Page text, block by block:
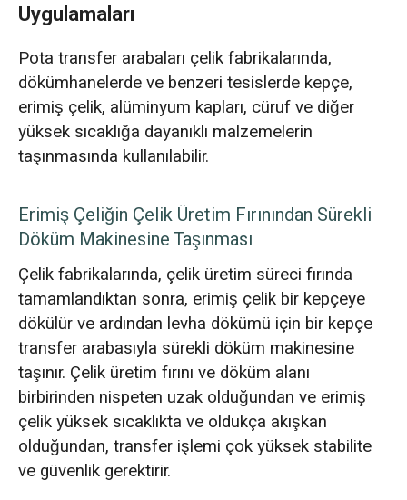
Uygulamaları
Pota transfer arabaları çelik fabrikalarında,
dökümhanelerde ve benzeri tesislerde kepçe,
erimiş çelik, alüminyum kapları, cüruf ve diğer
yüksek sıcaklığa dayanıklı malzemelerin
taşınmasında kullanılabilir.
Erimiş Çeliğin Çelik Üretim Fırınından Sürekli
Döküm Makinesine Taşınması
Çelik fabrikalarında, çelik üretim süreci fırında
tamamlandıktan sonra, erimiş çelik bir kepçeye
dökülür ve ardından levha dökümü için bir kepçe
transfer arabasıyla sürekli döküm makinesine
taşınır. Çelik üretim fırını ve döküm alanı
birbirinden nispeten uzak olduğundan ve erimiş
çelik yüksek sıcaklıkta ve oldukça akışkan
olduğundan, transfer işlemi çok yüksek stabilite
ve güvenlik gerektirir.